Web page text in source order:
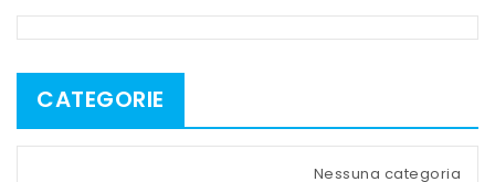
CATEGORIE
Nessuna categoria